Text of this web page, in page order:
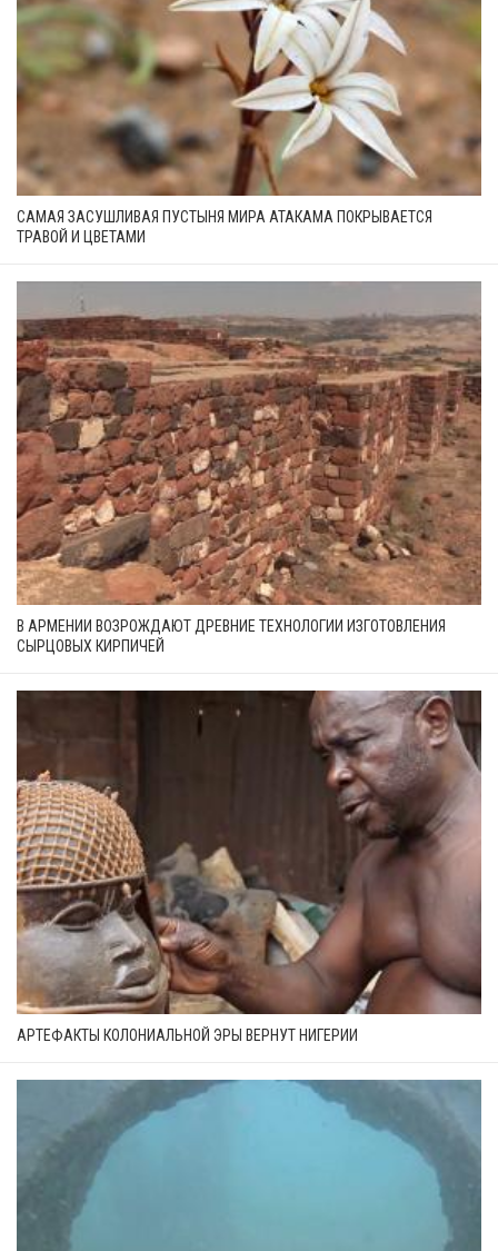
САМАЯ ЗАСУШЛИВАЯ ПУСТЫНЯ МИРА АТАКАМА ПОКРЫВАЕТСЯ
ТРАВОЙ И ЦВЕТАМИ
В АРМЕНИИ ВОЗРОЖДАЮТ ДРЕВНИЕ ТЕХНОЛОГИИ ИЗГОТОВЛЕНИЯ
СЫРЦОВЫХ КИРПИЧЕЙ
АРТЕФАКТЫ КОЛОНИАЛЬНОЙ ЭРЫ ВЕРНУТ НИГЕРИИ